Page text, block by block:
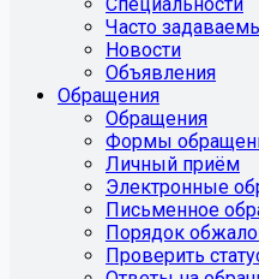
Часто
Новости
Объявления
Обращения
Обращения
Формы
Личный приём
Электронные
Письменное
Порядок
Проверить